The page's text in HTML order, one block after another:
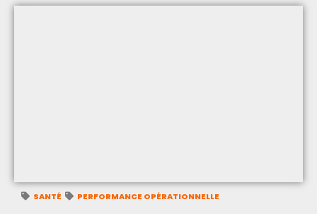
SANTÉ PERFORMANCE OPÉRATIONNELLE